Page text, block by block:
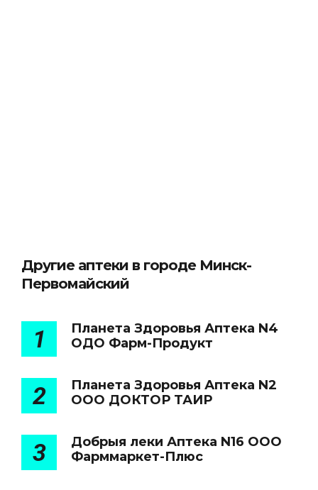
Другие аптеки в городе Минск-
Первомайский
1
Планета Здоровья Аптека N4
ОДО Фарм-Продукт
2
Планета Здоровья Аптека N2
ООО ДОКТОР ТАИР
3
Добрыя леки Аптека N16 ООО
Фарммаркет-Плюс